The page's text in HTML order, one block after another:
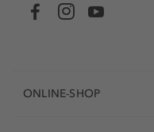
ONLINE-SHOP